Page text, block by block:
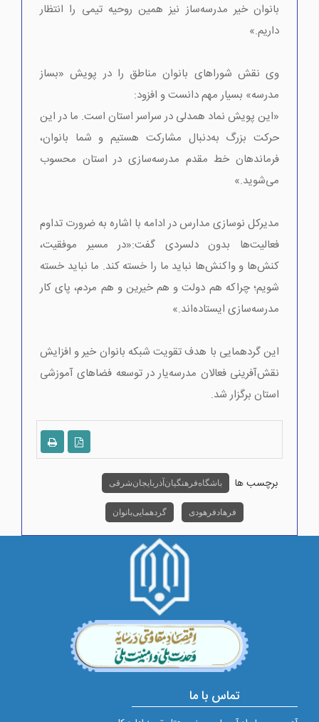
بانوان خیر مدرسه‌ساز نیز همین روحیه تیمی را انتظار
داریم.»
وی نقش شوراهای بانوان مناطق را در پویش «بساز
مدرسه» بسیار مهم دانست و افزود:
«این پویش نماد همدلی در سراسر استان است. ما در این
حرکت بزرگ به‌دنبال مشارکت هستیم و شما بانوان،
فرماندهان خط مقدم مدرسه‌سازی در استان محسوب
می‌شوید.»
مدیرکل نوسازی مدارس در ادامه با اشاره به ضرورت تداوم
فعالیت‌ها بدون دلسردی گفت:«در مسیر موفقیت،
کنش‌ها و واکنش‌ها نباید ما را خسته کند. ما نباید خسته
شویم؛ چراکه هم دولت و هم خیرین و هم مردم، پای کار
مدرسه‌سازی ایستاده‌اند.»
این گردهمایی با هدف تقویت شبکه بانوان خیر و افزایش
نقش‌آفرینی فعالان مدرسه‌یار در توسعه فضاهای آموزشی
استان برگزار شد.
برچسب ها باشگاه فرهنگیان آذربایجان شرقی
فرهاد فرهودی گردهمایی بانوان
تماس با ما